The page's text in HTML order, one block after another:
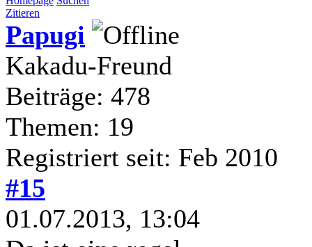
Zitieren
Papugi
Kakadu-Freund
Beiträge: 478
Themen: 19
Registriert seit: Feb 2010
#15
01.07.2013, 13:04